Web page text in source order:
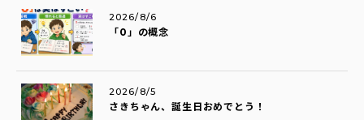
「0」の概念
2026/8/6
さきちゃん、誕生日おめでとう！
2026/8/5